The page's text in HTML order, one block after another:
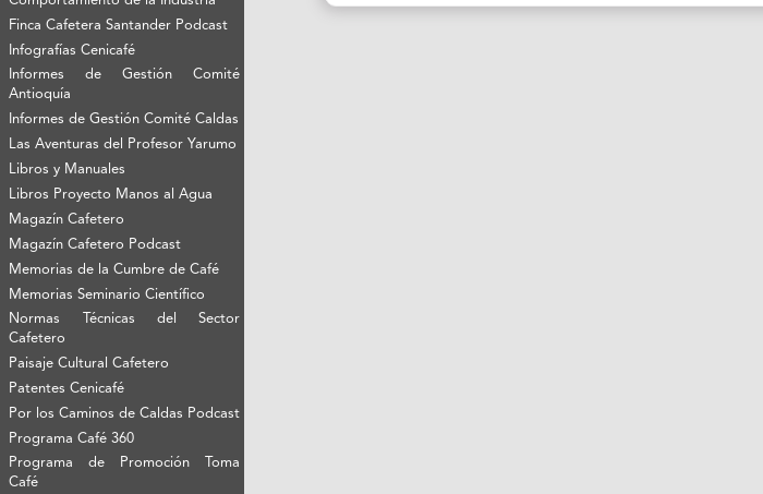
Finca Cafetera Santander Podcast
Infografías Cenicafé
Informes de Gestión Comité
Antioquía
Informes de Gestión Comité Caldas
Las Aventuras del Profesor Yarumo
Libros y Manuales
Libros Proyecto Manos al Agua
Magazín Cafetero
Magazín Cafetero Podcast
Memorias de la Cumbre de Café
Memorias Seminario Científico
Normas Técnicas del Sector
Cafetero
Paisaje Cultural Cafetero
Patentes Cenicafé
Por los Caminos de Caldas Podcast
Programa Café 360
Programa de Promoción Toma
Café